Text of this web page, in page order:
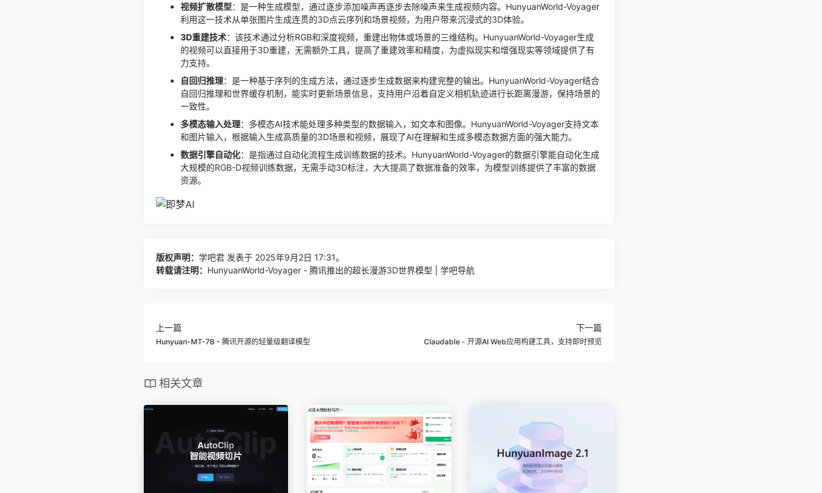
视频扩散模型：是一种生成模型，通过逐步添加噪声再逐步去除噪声来生成视频内容。HunyuanWorld-Voyager
利用这一技术从单张图片生成连贯的3D点云序列和场景视频，为用户带来沉浸式的3D体验。
3D重建技术：该技术通过分析RGB和深度视频，重建出物体或场景的三维结构。HunyuanWorld-Voyager生成
的视频可以直接用于3D重建，无需额外工具，提高了重建效率和精度，为虚拟现实和增强现实等领域提供了有
力支持。
自回归推理：是一种基于序列的生成方法，通过逐步生成数据来构建完整的输出。HunyuanWorld-Voyager结合
自回归推理和世界缓存机制，能实时更新场景信息，支持用户沿着自定义相机轨迹进行长距离漫游，保持场景的
一致性。
多模态输入处理：多模态AI技术能处理多种类型的数据输入，如文本和图像。HunyuanWorld-Voyager支持文本
和图片输入，根据输入生成高质量的3D场景和视频，展现了AI在理解和生成多模态数据方面的强大能力。
数据引擎自动化：是指通过自动化流程生成训练数据的技术。HunyuanWorld-Voyager的数据引擎能自动化生成
大规模的RGB-D视频训练数据，无需手动3D标注，大大提高了数据准备的效率，为模型训练提供了丰富的数据
资源。
版权声明： 学吧君 发表于 2025年9月2日 17:31。
转载请注明： HunyuanWorld-Voyager - 腾讯推出的超长漫游3D世界模型 | 学吧导航
上一篇
Hunyuan-MT-7B - 腾讯开源的轻量级翻译模型
下一篇
Claudable - 开源AI Web应用构建工具，支持即时预览
相关文章